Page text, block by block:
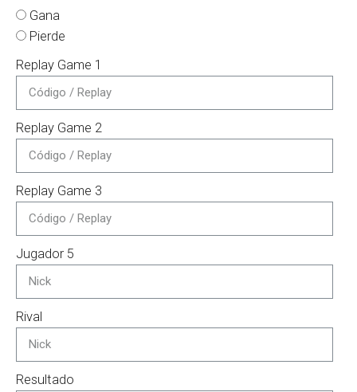
Gana
Pierde
Replay Game 1
Replay Game 2
Replay Game 3
Jugador 5
Rival
Resultado